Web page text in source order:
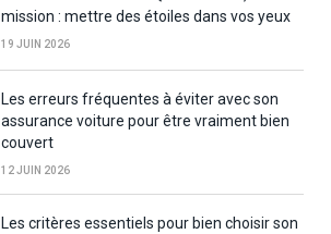
mission : mettre des étoiles dans vos yeux
19 JUIN 2026
Les erreurs fréquentes à éviter avec son
assurance voiture pour être vraiment bien
couvert
12 JUIN 2026
Les critères essentiels pour bien choisir son